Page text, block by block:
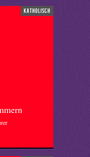
katholisch